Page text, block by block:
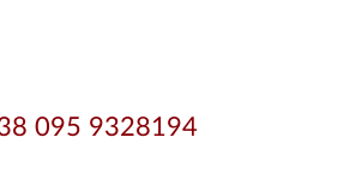
095 9328194